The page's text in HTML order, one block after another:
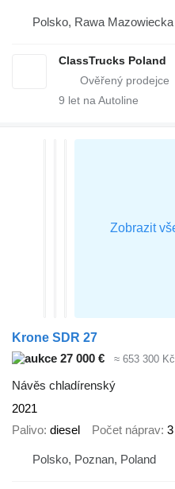
Polsko, Rawa Mazowiecka
ClassTrucks Poland
9 let na Autoline
Krone SDR 27
27 000 €
≈ 653 300 Kč
Návěs chladírenský
2021
Palivo diesel Počet náprav 3
Polsko, Poznan, Poland